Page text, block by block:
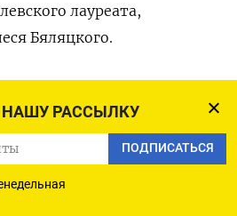
РАССЫЛКУ
ПОДПИСАТЬСЯ
лауреата,
Бяляцкого.
с Госдепартаментом
используется для
конфликтов, сразу
рассказывает WSJ. Из
надеются на потепление